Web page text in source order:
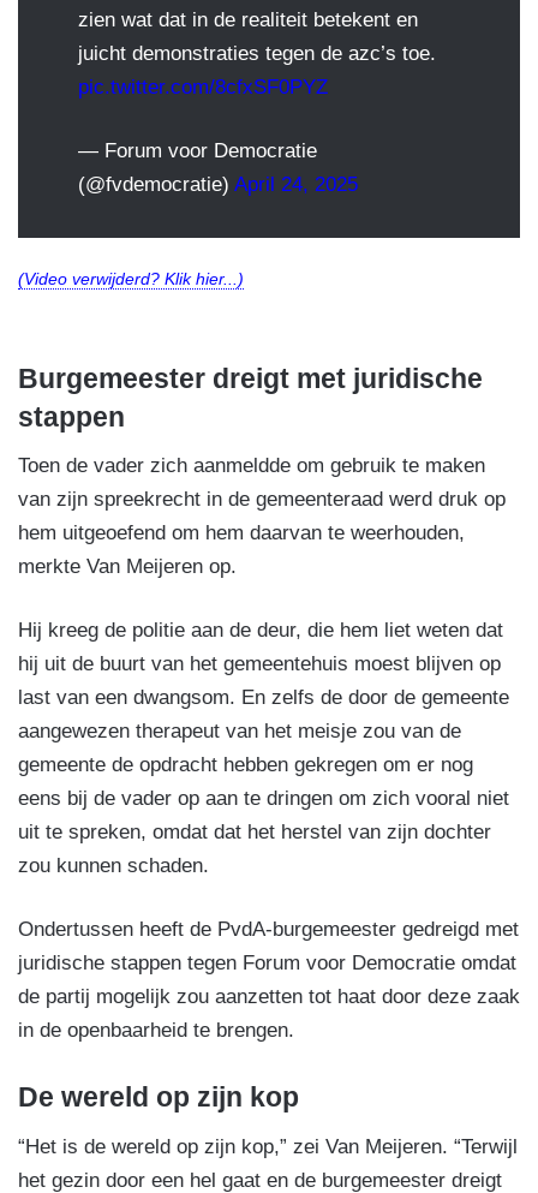
zien wat dat in de realiteit betekent en
juicht demonstraties tegen de azc’s toe.
pic.twitter.com/8cfxSF0PYZ
— Forum voor Democratie
(@fvdemocratie) April 24, 2025
(Video verwijderd? Klik hier...)
Burgemeester dreigt met juridische
stappen
Toen de vader zich aanmeldde om gebruik te maken
van zijn spreekrecht in de gemeenteraad werd druk op
hem uitgeoefend om hem daarvan te weerhouden,
merkte Van Meijeren op.
Hij kreeg de politie aan de deur, die hem liet weten dat
hij uit de buurt van het gemeentehuis moest blijven op
last van een dwangsom. En zelfs de door de gemeente
aangewezen therapeut van het meisje zou van de
gemeente de opdracht hebben gekregen om er nog
eens bij de vader op aan te dringen om zich vooral niet
uit te spreken, omdat dat het herstel van zijn dochter
zou kunnen schaden.
Ondertussen heeft de PvdA-burgemeester gedreigd met
juridische stappen tegen Forum voor Democratie omdat
de partij mogelijk zou aanzetten tot haat door deze zaak
in de openbaarheid te brengen.
De wereld op zijn kop
“Het is de wereld op zijn kop,” zei Van Meijeren. “Terwijl
het gezin door een hel gaat en de burgemeester dreigt